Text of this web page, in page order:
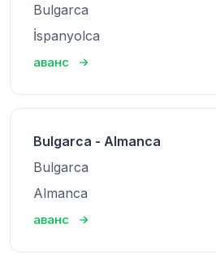
Bulgarca
İspanyolca
аванс
Bulgarca - Almanca
Bulgarca
Almanca
аванс